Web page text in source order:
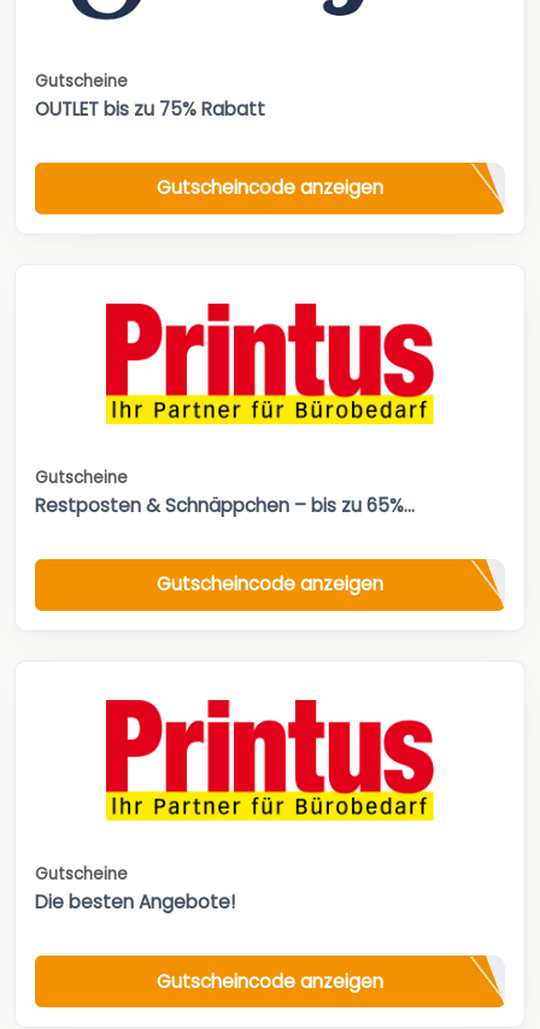
Gutscheine
OUTLET bis zu 75% Rabatt
Gutscheincode anzeigen
Gutscheine
Restposten & Schnäppchen – bis zu 65%...
Gutscheincode anzeigen
Gutscheine
Die besten Angebote!
Gutscheincode anzeigen